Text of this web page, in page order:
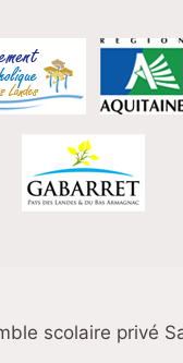
scolaire privé